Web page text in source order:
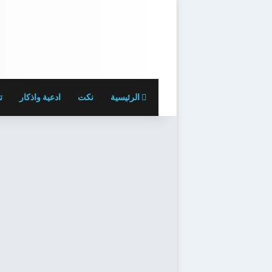
الرئيسية نكت ادعية واذكار